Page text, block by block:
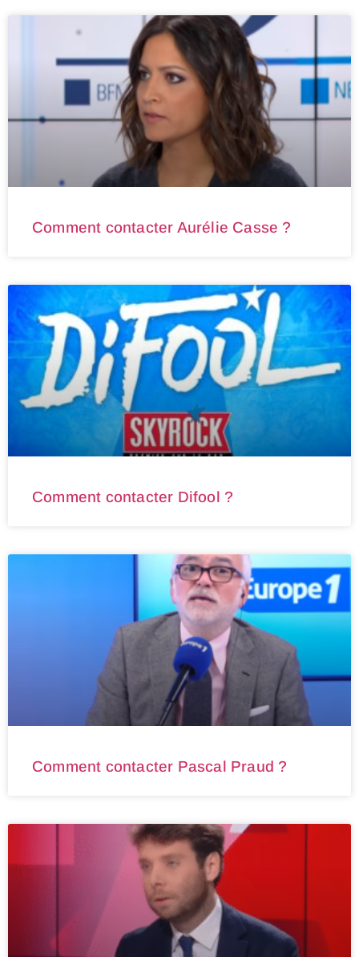
Comment contacter Aurélie Casse ?
Comment contacter Difool ?
Comment contacter Pascal Praud ?